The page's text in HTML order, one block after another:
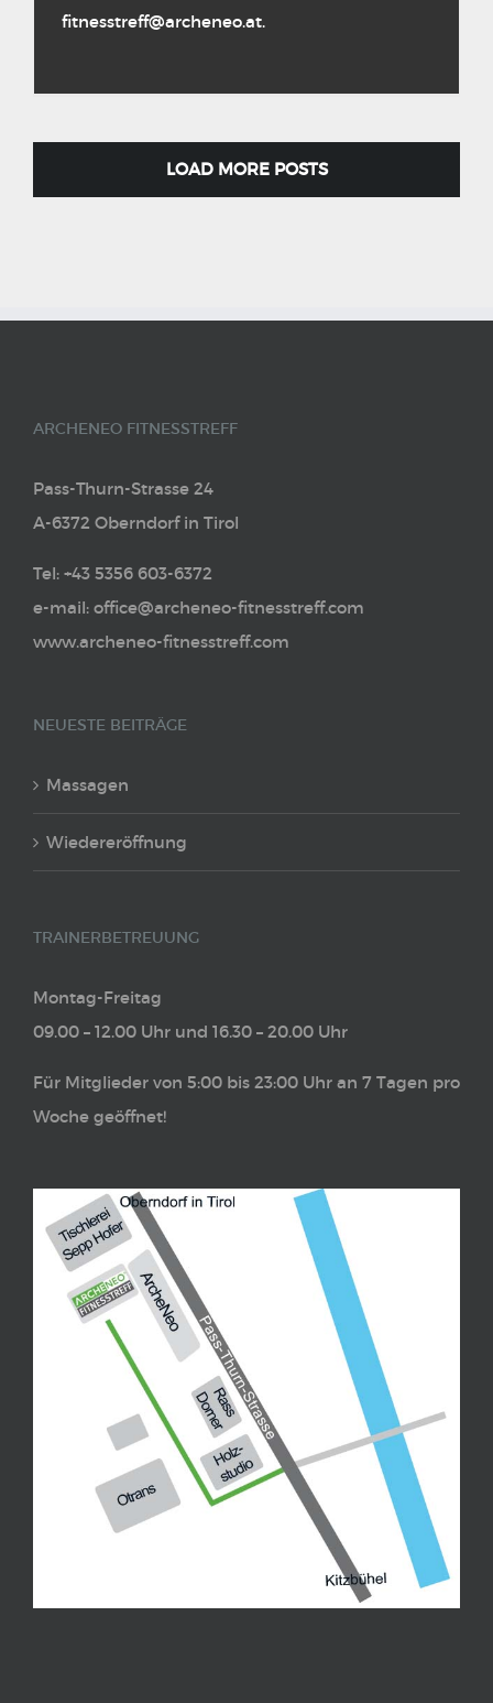
fitnesstreff@archeneo.at.
LOAD MORE POSTS
ARCHENEO FITNESSTREFF
Pass-Thurn-Strasse 24
A-6372 Oberndorf in Tirol
Tel: +43 5356 603-6372
e-mail: office@archeneo-fitnesstreff.com
www.archeneo-fitnesstreff.com
NEUESTE BEITRÄGE
Massagen
Wiedereröffnung
TRAINERBETREUUNG
Montag-Freitag
09.00 – 12.00 Uhr und 16.30 – 20.00 Uhr
Für Mitglieder von 5:00 bis 23:00 Uhr an 7 Tagen pro
Woche geöffnet!